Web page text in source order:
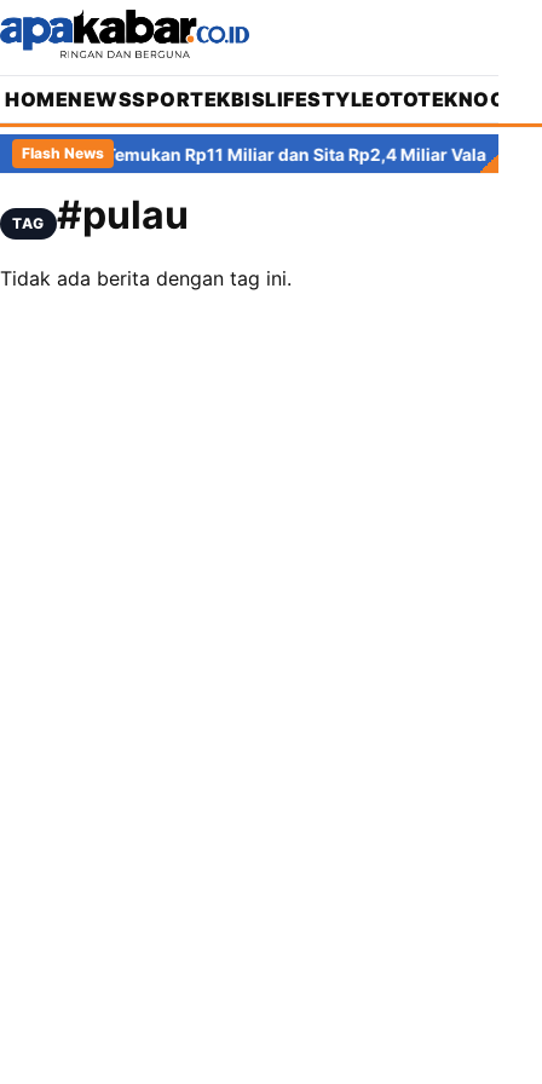
HOMENEWSSPORTEKBISLIFESTYLEOTOTEKNO
Flash News
KPK Temukan Rp11 Miliar dan Sita Rp2,4 Miliar Valas
TAG #pulau
Tidak ada berita dengan tag ini.